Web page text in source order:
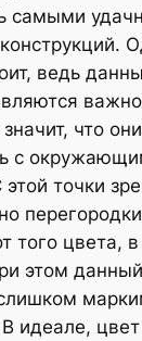
самыми
ведь
значит, что
с
точки
того цвета,
этом
идеале, цвет